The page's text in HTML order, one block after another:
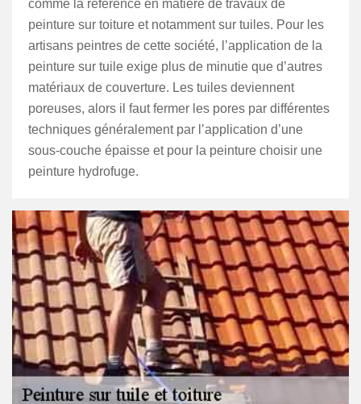
comme la référence en matière de travaux de
peinture sur toiture et notamment sur tuiles. Pour les
artisans peintres de cette société, l’application de la
peinture sur tuile exige plus de minutie que d’autres
matériaux de couverture. Les tuiles deviennent
poreuses, alors il faut fermer les pores par différentes
techniques généralement par l’application d’une
sous-couche épaisse et pour la peinture choisir une
peinture hydrofuge.